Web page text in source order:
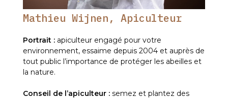
Mathieu Wijnen, Apiculteur
Portrait : apiculteur engagé pour votre
environnement, essaime depuis 2004 et auprès de
tout public l’importance de protéger les abeilles et
la nature.
Conseil de l’apiculteur : semez et plantez des